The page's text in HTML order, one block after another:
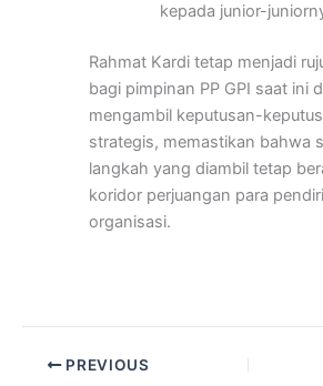
kepada junior-
Rahmat Kardi tetap menjadi
bagi pimpinan PP GPI saat ini
mengambil keputusan-
strategis, memastikan bahwa
langkah yang diambil tetap
koridor perjuangan para pendiri
organisasi.
PREVIOUS